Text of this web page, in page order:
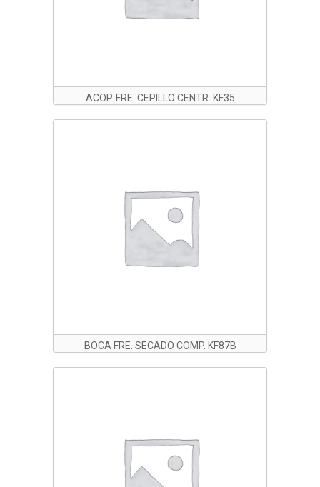
ACOP. FRE. CEPILLO CENTR. KF35
BOCA FRE. SECADO COMP. KF87B